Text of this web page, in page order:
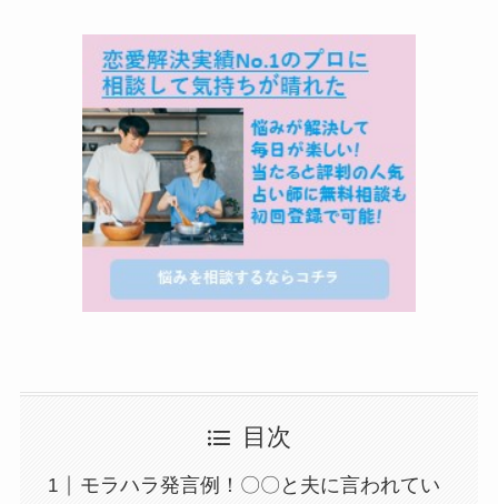
目次
モラハラ発言例！〇〇と夫に言われてい